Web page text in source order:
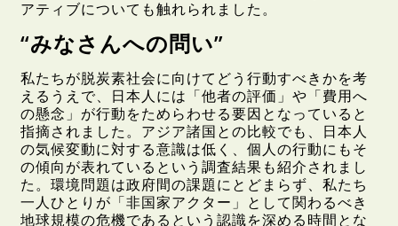
アティブについても触れられました。
“みなさんへの問い”
私たちが脱炭素社会に向けてどう行動すべきかを考
えるうえで、日本人には「他者の評価」や「費用へ
の懸念」が行動をためらわせる要因となっていると
指摘されました。アジア諸国との比較でも、日本人
の気候変動に対する意識は低く、個人の行動にもそ
の傾向が表れているという調査結果も紹介されまし
た。環境問題は政府間の課題にとどまらず、私たち
一人ひとりが「非国家アクター」として関わるべき
地球規模の危機であるという認識を深める時間とな